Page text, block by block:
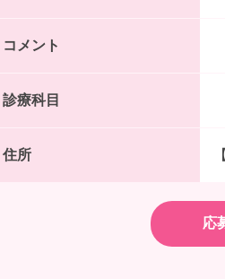
コメント
診療科目
住所